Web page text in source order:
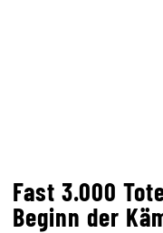
Fast 3.000
Beginn der